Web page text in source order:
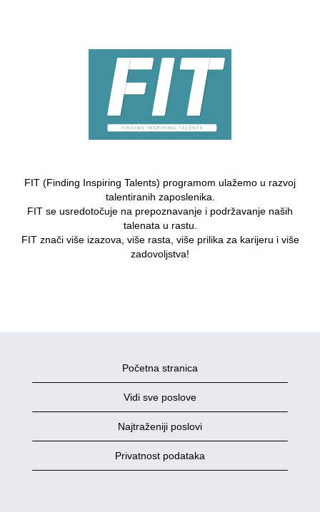
FIT (Finding Inspiring Talents) programom ulažemo u razvoj
talentiranih zaposlenika.
FIT se usredotočuje na prepoznavanje i podržavanje naših
talenata u rastu.
FIT znači više izazova, više rasta, više prilika za karijeru i više
zadovoljstva!
Početna stranica
Vidi sve poslove
Najtraženiji poslovi
Privatnost podataka